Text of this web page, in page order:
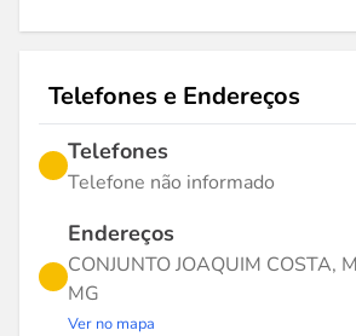
Telefones e Endereços
Telefones
Telefone não informado
Endereços
CONJUNTO JOAQUIM COSTA,
MG
Ver no mapa